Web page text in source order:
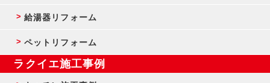
給湯器リフォーム
ペットリフォーム
ラクイエ施工事例